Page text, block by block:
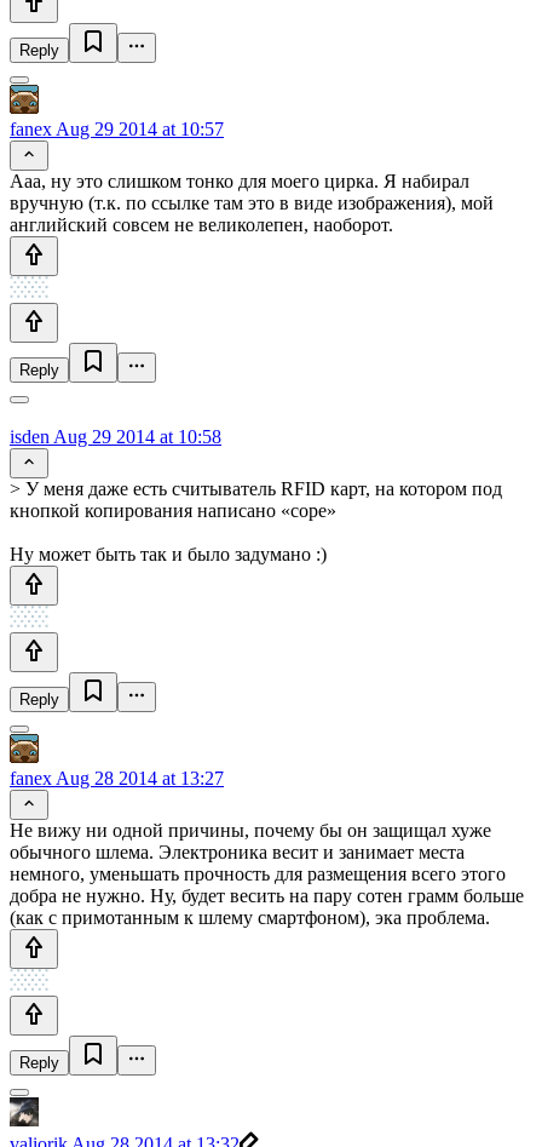
Reply
fanex Aug 29 2014 at 10:57
Ааа, ну это слишком тонко для моего цирка. Я набирал
вручную (т.к. по ссылке там это в виде изображения), мой
английский совсем не великолепен, наоборот.
Reply
isden Aug 29 2014 at 10:58
> У меня даже есть считыватель RFID карт, на котором под
кнопкой копирования написано «cope»
Ну может быть так и было задумано :)
Reply
fanex Aug 28 2014 at 13:27
Не вижу ни одной причины, почему бы он защищал хуже
обычного шлема. Электроника весит и занимает места
немного, уменьшать прочность для размещения всего этого
добра не нужно. Ну, будет весить на пару сотен грамм больше
(как с примотанным к шлему смартфоном), эка проблема.
Reply